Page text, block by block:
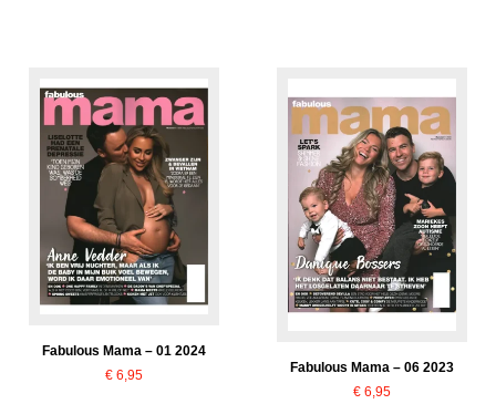
Fabulous Mama – 01 2024
€ 6,95
Fabulous Mama – 06 2023
€ 6,95